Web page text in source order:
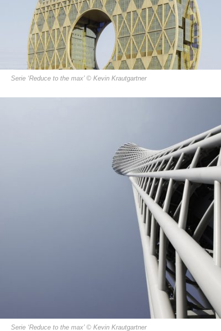
Serie ‘Reduce to the max’ © Kevin Krautgartner
Serie ‘Reduce to the max’ © Kevin Krautgartner